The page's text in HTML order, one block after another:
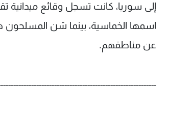
إلى سوريا، كانت تسجل وقائع
اسمها الخماسية، بينما شن
عن مناطقهم.